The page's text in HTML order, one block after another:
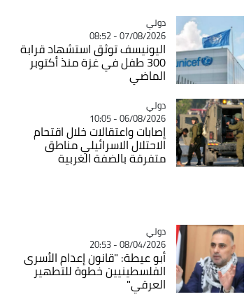
Catégorie
دولي
07/08/2026 - 08:52
اليونيسف توثق استشهاد قرابة
300 طفل في غزة منذ أكتوبر
الماضي
Catégorie
دولي
06/08/2026 - 10:05
إصابات واعتقالات خلال اقتحام
الاحتلال الاسرائيلي مناطق
متفرقة بالضفة الغربية
Catégorie
دولي
08/04/2026 - 20:53
أبو عيطة: "قانون إعدام الأسرى
الفلسطينيين خطوة للتطهير
العرقي"